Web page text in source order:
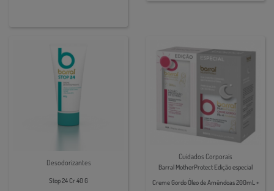
Desodorizantes
Stop 24 Cr 40 G
Cuidados Corporais
Barral MotherProtect Edição especial
Creme Gordo Óleo de Amêndoas 200mL +